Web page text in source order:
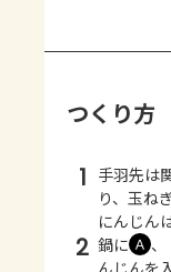
つくり方
1 手羽先は
り、玉ね
にんじん
2 鍋に Ａ